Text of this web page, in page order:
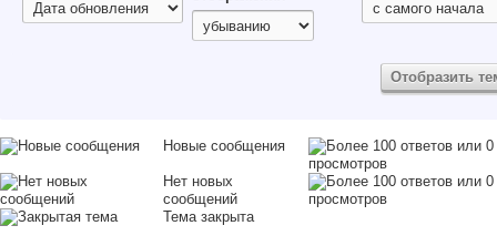
Новые сообщения
Нет новых
сообщений
Тема закрыта